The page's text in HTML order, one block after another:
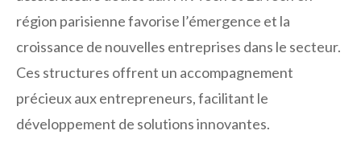
région parisienne favorise l’émergence et la
croissance de nouvelles entreprises dans le secteur.
Ces structures offrent un accompagnement
précieux aux entrepreneurs, facilitant le
développement de solutions innovantes.